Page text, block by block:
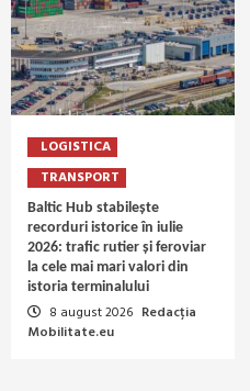
LOGISTICA
TRANSPORT
Baltic Hub stabilește
recorduri istorice în iulie
2026: trafic rutier și feroviar
la cele mai mari valori din
istoria terminalului
8 august 2026 Redacția
Mobilitate.eu